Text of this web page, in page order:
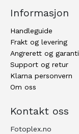
Informasjon
Handleguide
Frakt og levering
Angrerett og garanti
Support og retur
Klarna personvern
Om oss
Kontakt oss
Fotoplex.no